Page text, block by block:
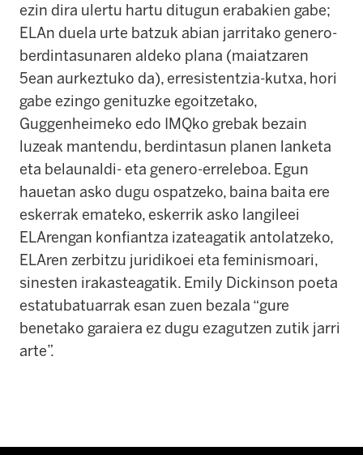
ezin dira ulertu hartu ditugun erabakien gabe;
ELAn duela urte batzuk abian jarritako genero-
berdintasunaren aldeko plana (maiatzaren
5ean aurkeztuko da), erresistentzia-kutxa, hori
gabe ezingo genituzke egoitzetako,
Guggenheimeko edo IMQko grebak bezain
luzeak mantendu, berdintasun planen lanketa
eta belaunaldi- eta genero-erreleboa. Egun
hauetan asko dugu ospatzeko, baina baita ere
eskerrak emateko, eskerrik asko langileei
ELArengan konfiantza izateagatik antolatzeko,
ELAren zerbitzu juridikoei eta feminismoari,
sinesten irakasteagatik. Emily Dickinson poeta
estatubatuarrak esan zuen bezala “gure
benetako garaiera ez dugu ezagutzen zutik jarri
arte”.